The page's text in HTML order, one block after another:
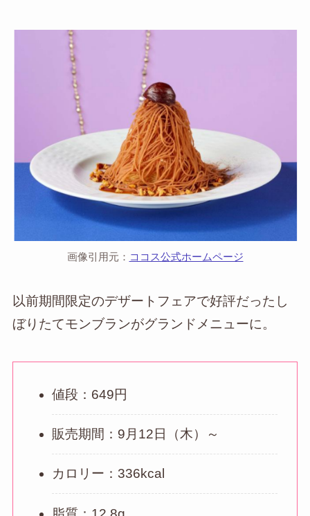
画像引用元： ココス公式ホームページ
以前期間限定のデザートフェアで好評だったし
ぼりたてモンブランがグランドメニューに。
値段：649円
販売期間：9月12日（木）～
カロリー：336kcal